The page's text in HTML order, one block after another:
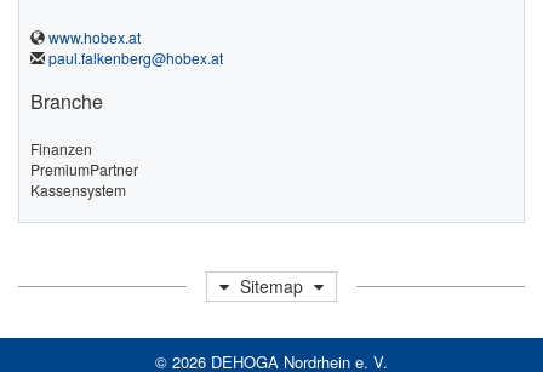
www.hobex.at
paul.falkenberg@hobex.at
Branche
Finanzen
PremiumPartner
Kassensystem
Sitemap
© 2026 DEHOGA Nordrhein e. V.